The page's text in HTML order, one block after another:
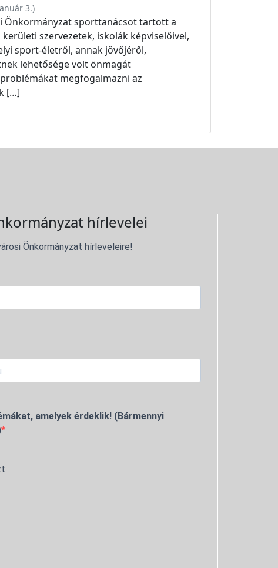
3.)
Önkormányzat sporttanácsot tartott a
szervezetek, iskolák képviselőivel,
sport-életről, annak jövőjéről,
lehetősége volt önmagát
megfogalmazni az
[…]
hírlevelei
Önkormányzat hírleveleire!
amelyek érdeklik! (Bármennyi